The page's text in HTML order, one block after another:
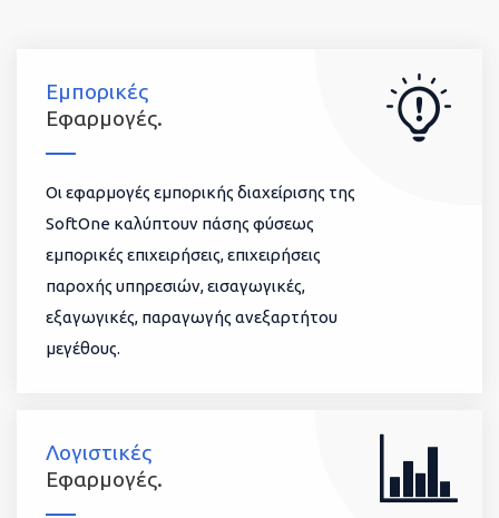
Εμπορικές
Εφαρμογές.
Οι εφαρμογές εμπορικής διαχείρισης της
SoftOne καλύπτουν πάσης φύσεως
εμπορικές επιχειρήσεις, επιχειρήσεις
παροχής υπηρεσιών, εισαγωγικές,
εξαγωγικές, παραγωγής ανεξαρτήτου
μεγέθους.
Λογιστικές
Εφαρμογές.